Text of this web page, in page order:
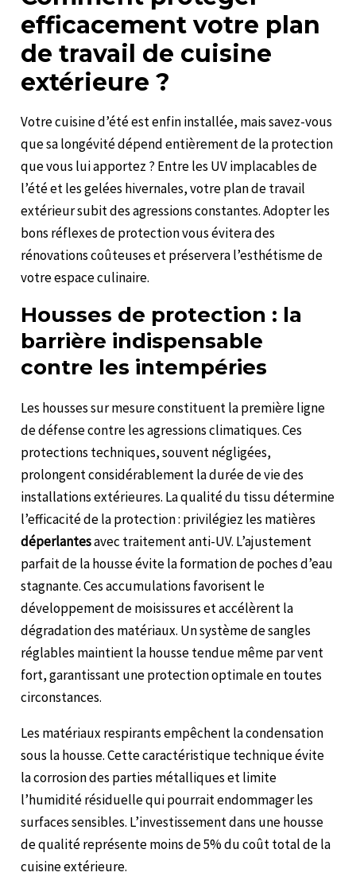
efficacement votre plan
de travail de cuisine
extérieure ?
Votre cuisine d’été est enfin installée, mais savez-vous
que sa longévité dépend entièrement de la protection
que vous lui apportez ? Entre les UV implacables de
l’été et les gelées hivernales, votre plan de travail
extérieur subit des agressions constantes. Adopter les
bons réflexes de protection vous évitera des
rénovations coûteuses et préservera l’esthétisme de
votre espace culinaire.
Housses de protection : la
barrière indispensable
contre les intempéries
Les housses sur mesure constituent la première ligne
de défense contre les agressions climatiques. Ces
protections techniques, souvent négligées,
prolongent considérablement la durée de vie des
installations extérieures. La qualité du tissu détermine
l’efficacité de la protection : privilégiez les matières
déperlantesavec traitement anti-UV. L’ajustement
parfait de la housse évite la formation de poches d’eau
stagnante. Ces accumulations favorisent le
développement de moisissures et accélèrent la
dégradation des matériaux. Un système de sangles
réglables maintient la housse tendue même par vent
fort, garantissant une protection optimale en toutes
circonstances.
Les matériaux respirants empêchent la condensation
sous la housse. Cette caractéristique technique évite
la corrosion des parties métalliques et limite
l’humidité résiduelle qui pourrait endommager les
surfaces sensibles. L’investissement dans une housse
de qualité représente moins de 5% du coût total de la
cuisine extérieure.